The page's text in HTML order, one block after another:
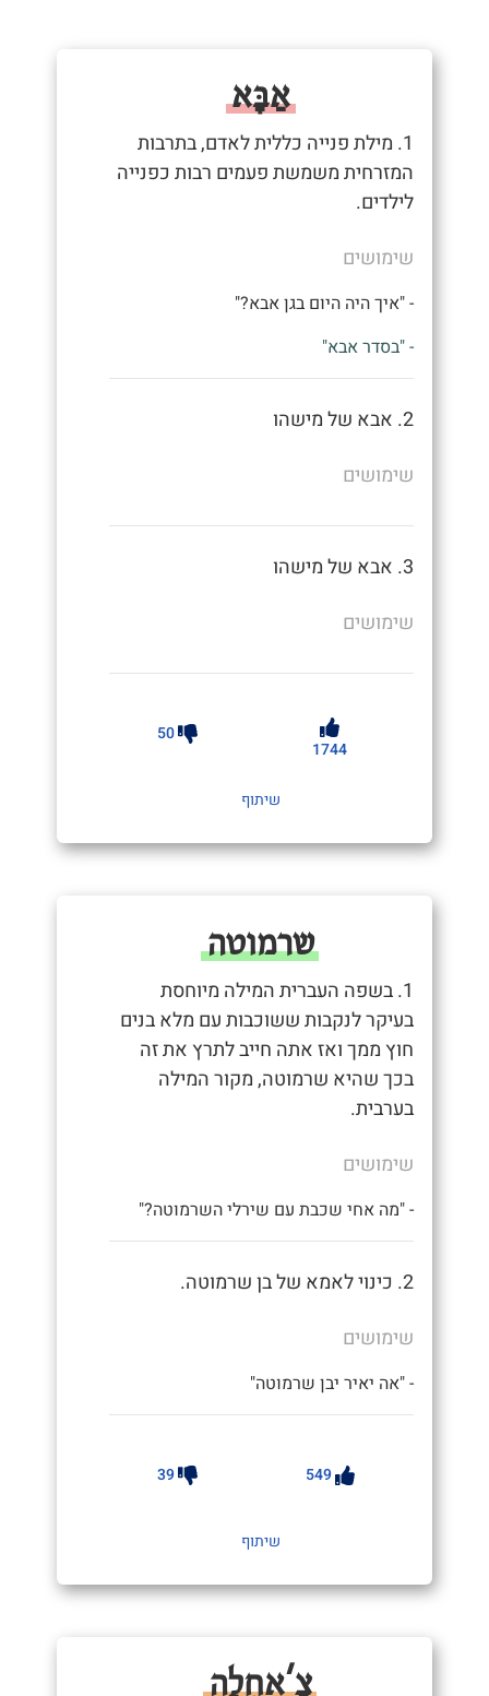
אַבָּא
1. מילת פנייה כללית לאדם, בתרבות
המזרחית משמשת פעמים רבות כפנייה
לילדים.
שימושים
- "איך היה היום בגן אבא?"
- "בסדר אבא"
2. אבא של מישהו
שימושים
3. אבא של מישהו
שימושים
1744
50
שיתוף
שרמוטה
1. בשפה העברית המילה מיוחסת
בעיקר לנקבות ששוכבות עם מלא בנים
חוץ ממך ואז אתה חייב לתרץ את זה
בכך שהיא שרמוטה, מקור המילה
בערבית.
שימושים
- "מה אחי שכבת עם שירלי השרמוטה?"
2. כינוי לאמא של בן שרמוטה.
שימושים
- "אה יאיר יבן שרמוטה"
549
39
שיתוף
צָ'אחְלָה